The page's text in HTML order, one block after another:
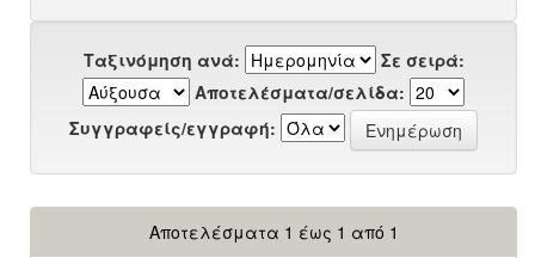
Ταξινόμηση ανά:
Σε σειρά:
Αποτελέσματα/σελίδα:
Συγγραφείς/εγγραφή:
Αποτελέσματα 1 έως 1 από 1